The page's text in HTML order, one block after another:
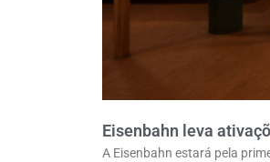
Eisenbahn leva
A Eisenbahn estará pela